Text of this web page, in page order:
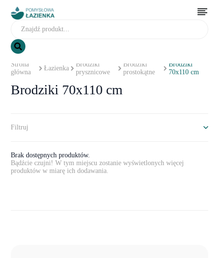
Strona
główna
Łazienka
Brodziki
prysznicowe
Brodziki
prostokątne
Brodziki
70x110 cm
Brodziki 70x110 cm
Filtruj
Brak dostępnych produktów.
Bądźcie czujni! W tym miejscu zostanie wyświetlonych więcej
produktów w miarę ich dodawania.